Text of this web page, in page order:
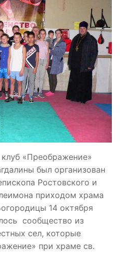
«Преображение»
был организован
Ростовского и
приходом храма
14 октября
сообщество из
сел, которые
при храме св.